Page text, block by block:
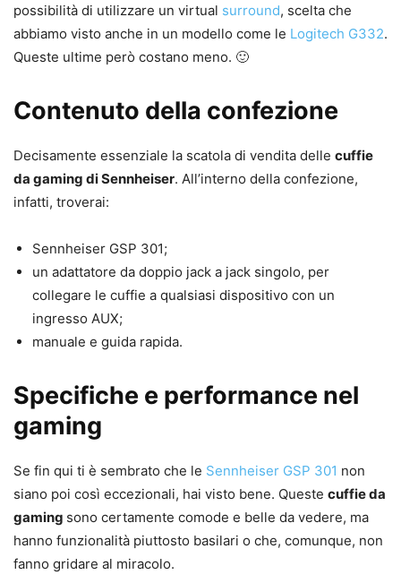
possibilità di utilizzare un virtual surround, scelta che
abbiamo visto anche in un modello come le Logitech G332.
Queste ultime però costano meno. 🙂
Contenuto della confezione
Decisamente essenziale la scatola di vendita delle cuffie
da gaming di Sennheiser. All’interno della confezione,
infatti, troverai:
Sennheiser GSP 301;
un adattatore da doppio jack a jack singolo, per
collegare le cuffie a qualsiasi dispositivo con un
ingresso AUX;
manuale e guida rapida.
Specifiche e performance nel
gaming
Se fin qui ti è sembrato che le Sennheiser GSP 301 non
siano poi così eccezionali, hai visto bene. Queste cuffie da
gaming sono certamente comode e belle da vedere, ma
hanno funzionalità piuttosto basilari o che, comunque, non
fanno gridare al miracolo.